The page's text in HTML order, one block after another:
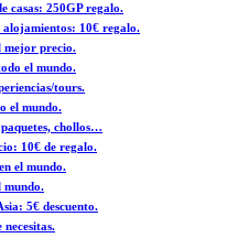
casas: 250GP regalo.
alojamientos: 10€ regalo.
mejor precio.
el mundo.
tours.
el mundo.
chollos…
10€ de regalo.
el mundo.
mundo.
5€ descuento.